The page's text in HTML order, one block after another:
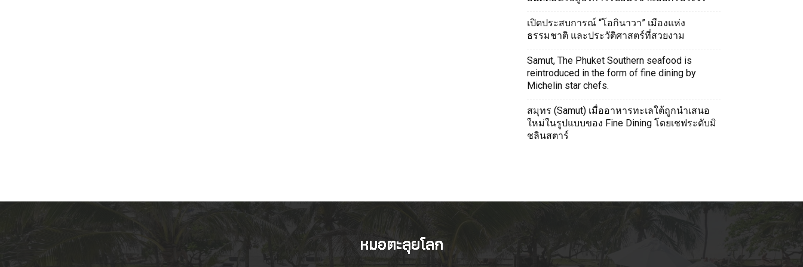
เปิดประสบการณ์ “โอกินาวา” เมืองแห่ง
ธรรมชาติ และประวัติศาสตร์ที่สวยงาม
Samut, The Phuket Southern seafood is
reintroduced in the form of fine dining by
Michelin star chefs.
สมุทร (Samut) เมื่ออาหารทะเลใต้ถูกนำเสนอ
ใหม่ในรูปแบบของ Fine Dining โดยเชฟระดับมิ
ชลินสตาร์